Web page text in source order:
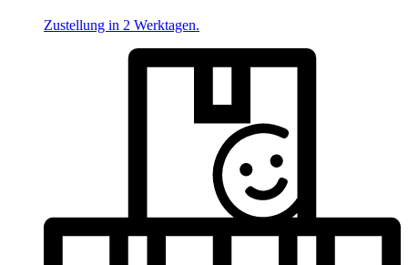
Zustellung in 2 Werktagen.